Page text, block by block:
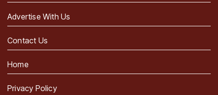
Advertise With Us
Contact Us
Home
Privacy Policy